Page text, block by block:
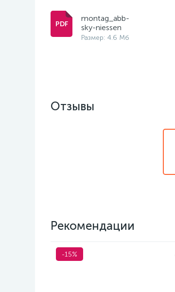
montag_abb-
sky-niessen
Размер: 4.6 Мб
Отзывы
Рекомендации
-15%